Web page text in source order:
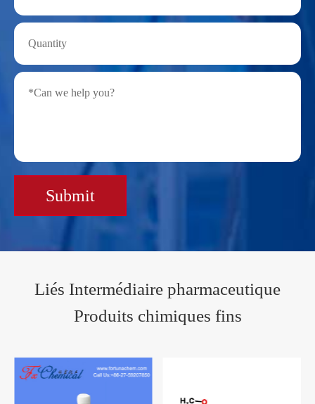
Submit
Liés Intermédiaire pharmaceutique
Produits chimiques fins